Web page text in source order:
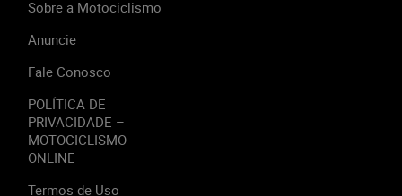
Sobre a Motociclismo
Anuncie
Fale Conosco
POLÍTICA DE
PRIVACIDADE –
MOTOCICLISMO
ONLINE
Termos de Uso